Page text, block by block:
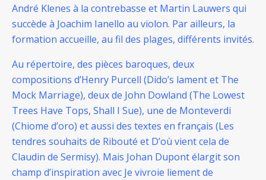
André Klenes à la contrebasse et Martin Lauwers qui
succède à Joachim Ianello au violon. Par ailleurs, la
formation accueille, au fil des plages, différents invités.
Au répertoire, des pièces baroques, deux
compositions d’Henry Purcell (Dido’s lament et The
Mock Marriage), deux de John Dowland (The Lowest
Trees Have Tops, Shall I Sue), une de Monteverdi
(Chiome d’oro) et aussi des textes en français (Les
tendres souhaits de Ribouté et D’où vient cela de
Claudin de Sermisy). Mais Johan Dupont élargit son
champ d’inspiration avec Je vivroie liement de